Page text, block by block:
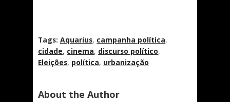
Tags: Aquarius, campanha política,
cidade, cinema, discurso político,
Eleições, política, urbanização
About the Author